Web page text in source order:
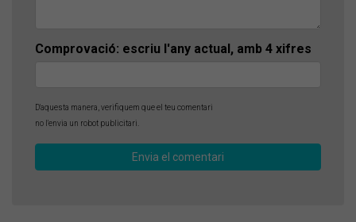
Comprovació: escriu l'any actual, amb 4 xifres
D'aquesta manera, verifiquem que el teu comentari
no l'envia un robot publicitari.